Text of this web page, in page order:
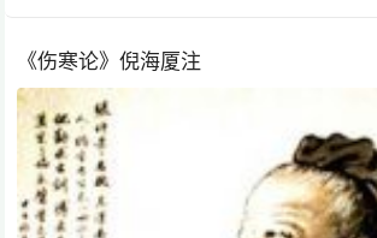
《伤寒论》倪海厦注